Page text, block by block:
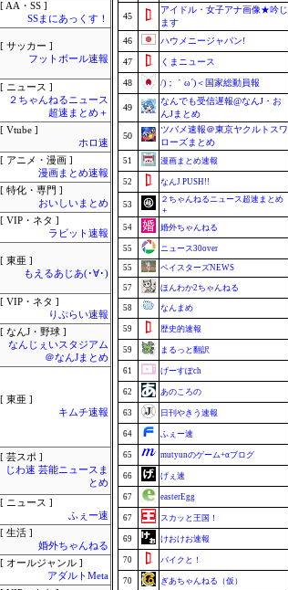
[ AA・SS ]
SSまにあっくす！
[ サッカー ]
フットボール速報
[ ニュース ]
２ちゃんねるニュース
超速まとめ＋
[ Vtube ]
ホロ速
[ アニメ・漫画 ]
漫画まとめ速報
[ 特化・専門 ]
おいしいまとめ
[ VIP・ネタ ]
ラビット速報
[ 東亜 ]
もえるあじあ(･∀･)
[ VIP・ネタ ]
りぷらい速報
[ なんJ・野球 ]
なんじぇいスタジアム
＠なんJまとめ
[ 東亜 ]
キムチ速報
[ 芸スポ ]
じわ速 芸能ニュースま
とめ
[ ニュース ]
ふぇー速
[ 生活 ]
婚外ちゃんねる
[ オールジャンル ]
アダルトMeta
45
アイドル・女子アナ画像★吟じ
ます
46
ハウメニージャパン!
47 くまニュース
48 /)；｀ω´)＜国家総動員報
49
なんでも受信遅報@なんJ・お
んJまとめ
50
ツバメ速報＠東京ヤクルトスワ
ローズまとめ
51 漫画まとめ速報
52 なんJ PUSH!!
53
２ちゃんねるニュース超速まとめ
＋
54
婚外ちゃんねる
55 ニュース30over
55 ベイスターズNEWS
57 ほんわか2ちゃんねる
58 なんまめ
59 歴史的速報
59 まるっと翻訳
61 げーすぽch
62 あのころの
63 日刊やきう速報
64 ふぇー速
65 mutyunのゲーム+αブログ
66 げぇ速
67 easterEgg
67 スカッと王国！
69 けおけお速報
70 バイクと！
70 ぎあちゃんねる（仮）